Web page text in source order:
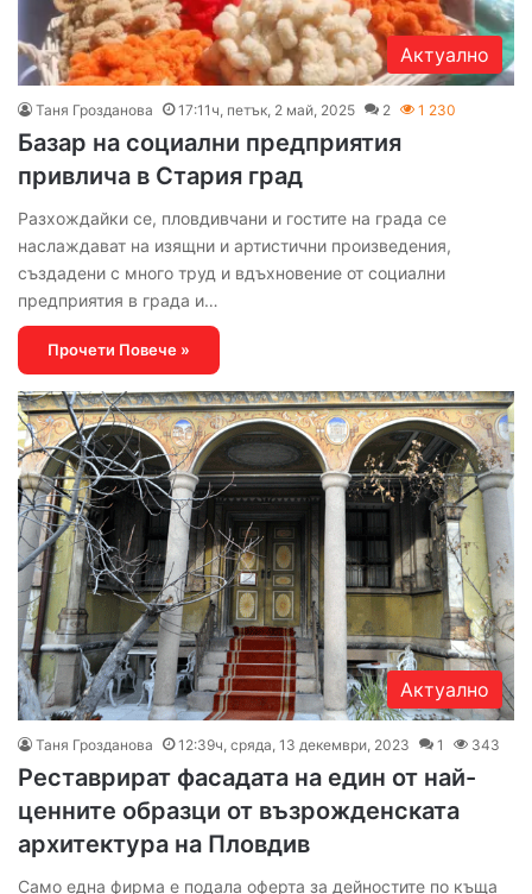
Актуално
Таня Грозданова 17:11ч, петък, 2 май, 2025 2 1 230
Базар на социални предприятия
привлича в Стария град
Разхождайки се, пловдивчани и гостите на града се
наслаждават на изящни и артистични произведения,
създадени с много труд и вдъхновение от социални
предприятия в града и…
Прочети Повече »
Актуално
Таня Грозданова 12:39ч, сряда, 13 декември, 2023 1 343
Реставрират фасадата на един от най-
ценните образци от възрожденската
архитектура на Пловдив
Само една фирма е подала оферта за дейностите по къща